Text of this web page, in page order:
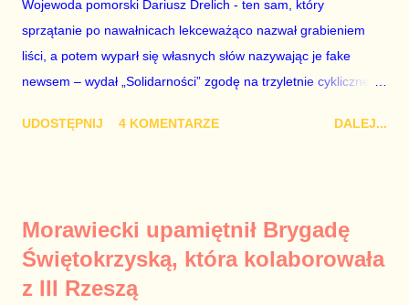
Mistewicza. Nie wiem. Faktem jest, że Biedroń szkaluje
Koalicję Obywatelską i – tak samo jak kiedyś Petru – ogłasza,
że chce być premierem. Grzegorz Schetyna nigdy tego nie
robi. Szkalowanie Koalicji Obywatelskiej to droga donikąd, a
Wojewoda pomorski Dariusz Drelich - ten sam, który
sprzątanie po nawałnicach lekceważąco nazwał grabieniem
liści, a potem wyparł się własnych słów nazywając je fake
newsem – wydał „Solidarności” zgodę na trzyletnie cykliczne
Sierpniowych, co oznacza, że 31 sierpnia przed Stocznią
przemian demokratycznych 1989 r. trwa w Polsce od dawna.
Ci, którzy przespali moment wielkiego narodowego zrywu albo
po prostu nie mieli odwagi stanąć naprzeciw brutalnej machiny
UDOSTĘPNIJ 4 KOMENTARZE DALEJ...
Morawiecki upamiętnił Brygadę
Świętokrzyską, która kolaborowała
z III Rzeszą